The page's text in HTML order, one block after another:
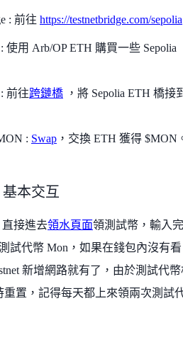
: 前往 https://testnetbridge.com/sepolia
使用 Arb/OP ETH 購買一些 Sepolia
前往跨鏈橋 ，將 Sepolia ETH 橋接
: Swap ，交換 ETH 獲得 $MON
本交互
直接進去領水頁面領測試幣，輸入
試代幣 Mon，如果在錢包內沒有看
新增網路就有了，由於測試代
重置，記得每天都上來領兩次測試